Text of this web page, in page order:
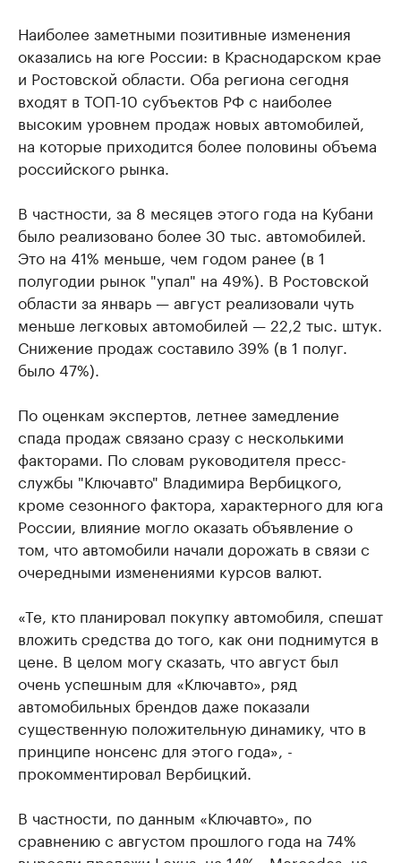
Наиболее заметными позитивные изменения
оказались на юге России: в Краснодарском крае
и Ростовской области. Оба региона сегодня
входят в ТОП-10 субъектов РФ с наиболее
высоким уровнем продаж новых автомобилей,
на которые приходится более половины объема
российского рынка.
В частности, за 8 месяцев этого года на Кубани
было реализовано более 30 тыс. автомобилей.
Это на 41% меньше, чем годом ранее (в 1
полугодии рынок "упал" на 49%). В Ростовской
области за январь — август реализовали чуть
меньше легковых автомобилей — 22,2 тыс. штук.
Снижение продаж составило 39% (в 1 полуг.
было 47%).
По оценкам экспертов, летнее замедление
спада продаж связано сразу с несколькими
факторами. По словам руководителя пресс-
службы "Ключавто" Владимира Вербицкого,
кроме сезонного фактора, характерного для юга
России, влияние могло оказать объявление о
том, что автомобили начали дорожать в связи с
очередными изменениями курсов валют.
«Те, кто планировал покупку автомобиля, спешат
вложить средства до того, как они поднимутся в
цене. В целом могу сказать, что август был
очень успешным для «Ключавто», ряд
автомобильных брендов даже показали
существенную положительную динамику, что в
принципе нонсенс для этого года», -
прокомментировал Вербицкий.
В частности, по данным «Ключавто», по
сравнению с августом прошлого года на 74%